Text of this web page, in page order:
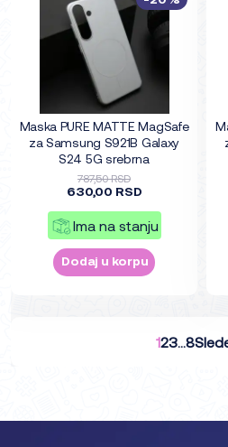
Maska PURE MATTE MagSafe
za Samsung S921B Galaxy
S24 5G srebrna
787,50 RSD
630,00 RSD
Ima na stanju
Dodaj u korpu
123…8